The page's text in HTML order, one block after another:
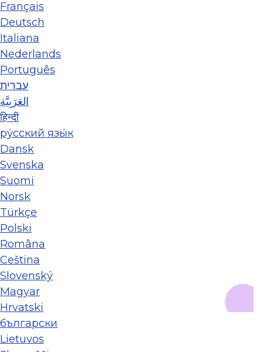
Français
Deutsch
Italiana
Nederlands
Português
עברית
العَرَبِيَّة
हिन्दी
ру́сский язы́к
Dansk
Svenska
Suomi
Norsk
Türkçe
Polski
Româna
Ceština
Slovenský
Magyar
Hrvatski
български
Lietuvos